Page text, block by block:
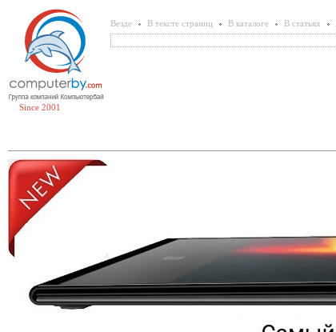
Since 2001
Везде В тексте страниц В каталоге В статьях